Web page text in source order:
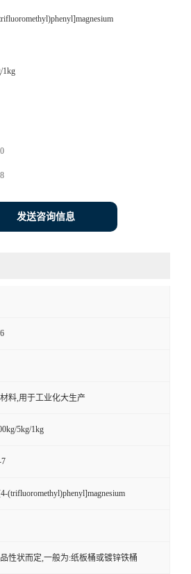
1kg
发送咨询信息
料,用于工业化大生产
5kg/1kg
(trifluoromethyl)phenyl]magnesium
性状而定,一般为:纸板桶或镀锌铁桶